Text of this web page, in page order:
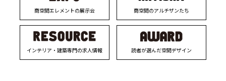
商空間エレメントの展示会 商空間のアルチザンたち
インテリア・建築専門の求人情報 読者が選んだ空間デザイン